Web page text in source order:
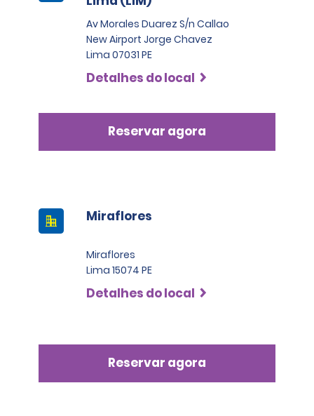
Av Morales Duarez S/n Callao
New Airport Jorge Chavez
Lima 07031 PE
Detalhes do local
Reservar agora
Miraflores
Miraflores
Lima 15074 PE
Detalhes do local
Reservar agora